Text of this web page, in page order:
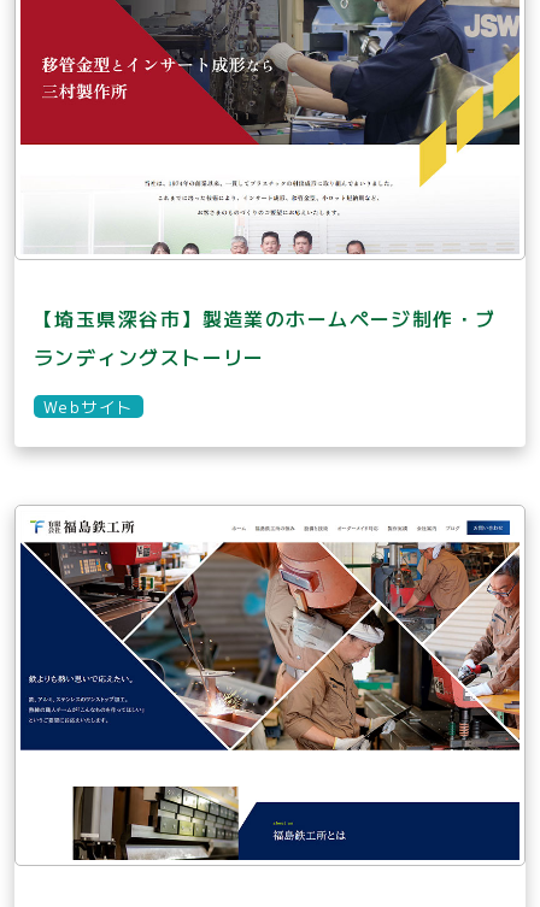
【埼玉県深谷市】製造業のホームページ制作・ブ
ランディングストーリー
Webサイト